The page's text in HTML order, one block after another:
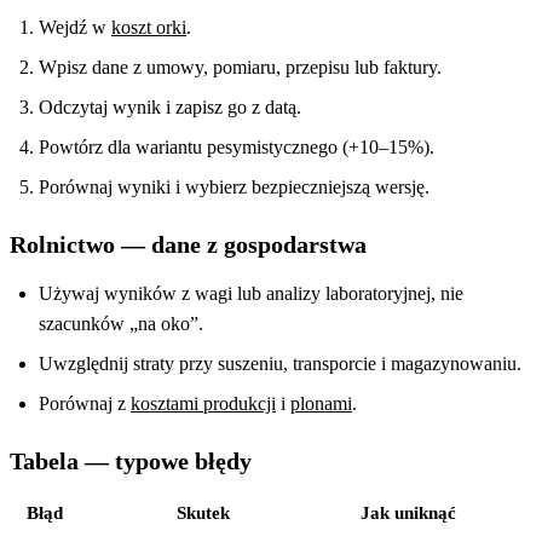
Wejdź w koszt orki.
Wpisz dane z umowy, pomiaru, przepisu lub faktury.
Odczytaj wynik i zapisz go z datą.
Powtórz dla wariantu pesymistycznego (+10–15%).
Porównaj wyniki i wybierz bezpieczniejszą wersję.
Rolnictwo — dane z gospodarstwa
Używaj wyników z wagi lub analizy laboratoryjnej, nie
szacunków „na oko”.
Uwzględnij straty przy suszeniu, transporcie i magazynowaniu.
Porównaj z kosztami produkcji i plonami.
Tabela — typowe błędy
Błąd Skutek Jak uniknąć